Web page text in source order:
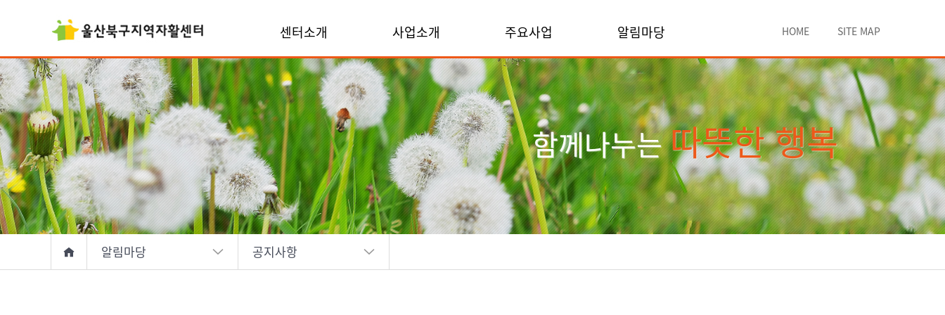
HOME SITE MAP
센터소개 사업소개 주요사업 알림마당
함께나누는따뜻한 행복
알림마당 공지사항